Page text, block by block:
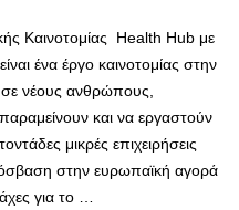
Καινοτομίας Health Hub με
ένα έργο καινοτομίας στην
νέους ανθρώπους,
και να εργαστούν
μικρές επιχειρήσεις
στην ευρωπαϊκή αγορά
για το …